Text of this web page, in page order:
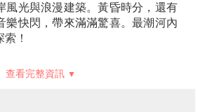
風光與浪漫建築。黃昏時分，還有
樂快閃，帶來滿滿驚喜。最潮河內
！
查看完整資訊